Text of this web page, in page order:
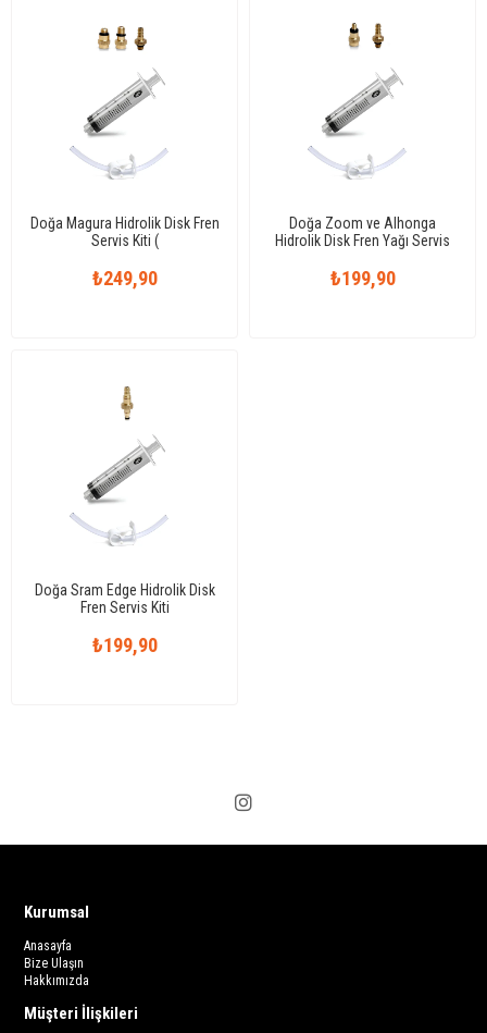
Doğa Magura Hidrolik Disk Fren
Servis Kiti (
Uyumlu )
₺249,90
Doğa Zoom ve Alhonga
Hidrolik Disk Fren Yağı Servis
₺199,90
Doğa Sram Edge Hidrolik Disk
Fren Servis Kiti
₺199,90
Kurumsal
Anasayfa
Bize Ulaşın
Hakkımızda
Müşteri İlişkileri